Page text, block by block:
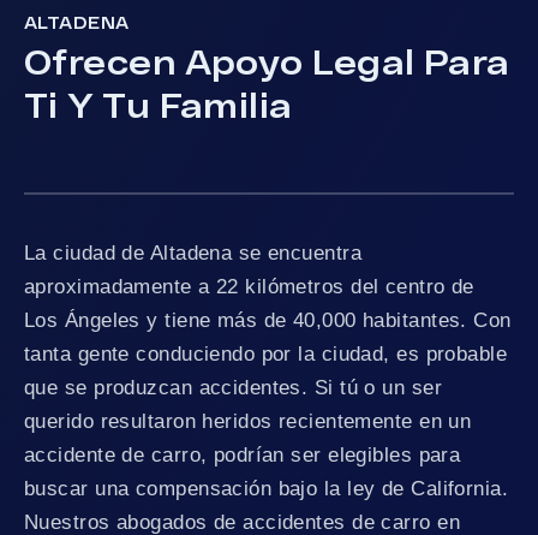
ALTADENA
Ofrecen Apoyo Legal Para
Ti Y Tu Familia
La ciudad de Altadena se encuentra
aproximadamente a 22 kilómetros del centro de
Los Ángeles y tiene más de 40,000 habitantes. Con
tanta gente conduciendo por la ciudad, es probable
que se produzcan accidentes. Si tú o un ser
querido resultaron heridos recientemente en un
accidente de carro, podrían ser elegibles para
buscar una compensación bajo la ley de California.
Nuestros abogados de accidentes de carro en